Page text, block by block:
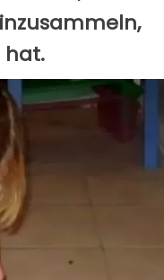
hat.